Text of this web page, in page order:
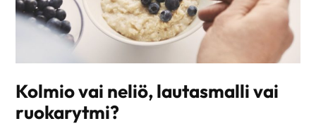
Kolmio vai neliö, lautasmalli vai
ruokarytmi?